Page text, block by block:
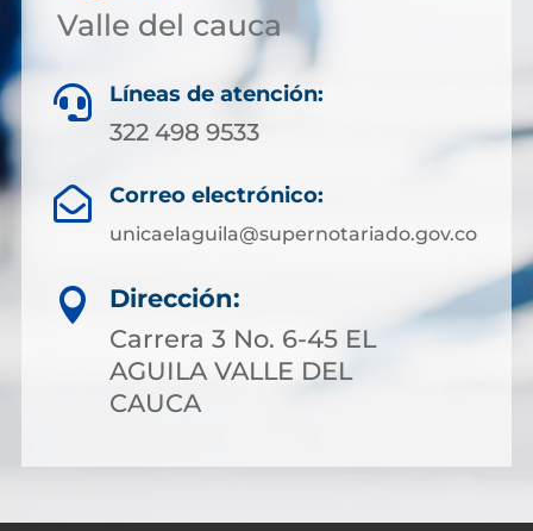
Valle del cauca
 Líneas de atención:
322 498 9533
 Correo electrónico:
unicaelaguila@supernotariado.gov.co

Dirección:
Carrera 3 No. 6-45 EL
AGUILA VALLE DEL
CAUCA